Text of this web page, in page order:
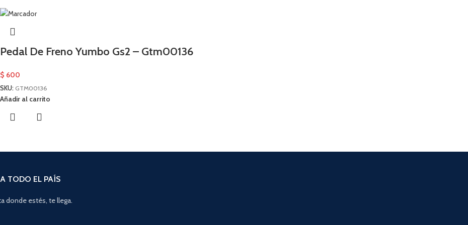
Pedal De Freno Yumbo Gs2 – Gtm00136
$ 600
SKU: GTM00136
Añadir al carrito
TODO EL PAÍS
donde estés, te llega.